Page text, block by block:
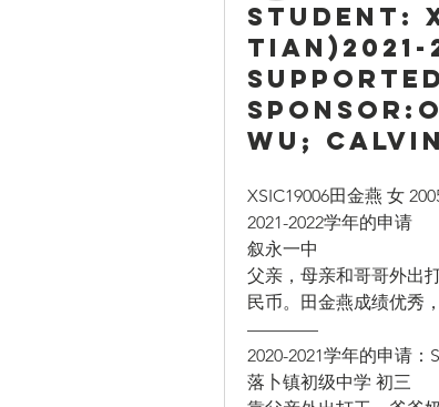
Student:
Tian)2021-
Supported
Wu;
XSIC19006田金燕 女
2021-2022学年的申请
叙永一中
父亲，母亲和哥哥外出
民币。田金燕成绩优秀
————
2020-2021学年的申请
落卜镇初级中学 初三